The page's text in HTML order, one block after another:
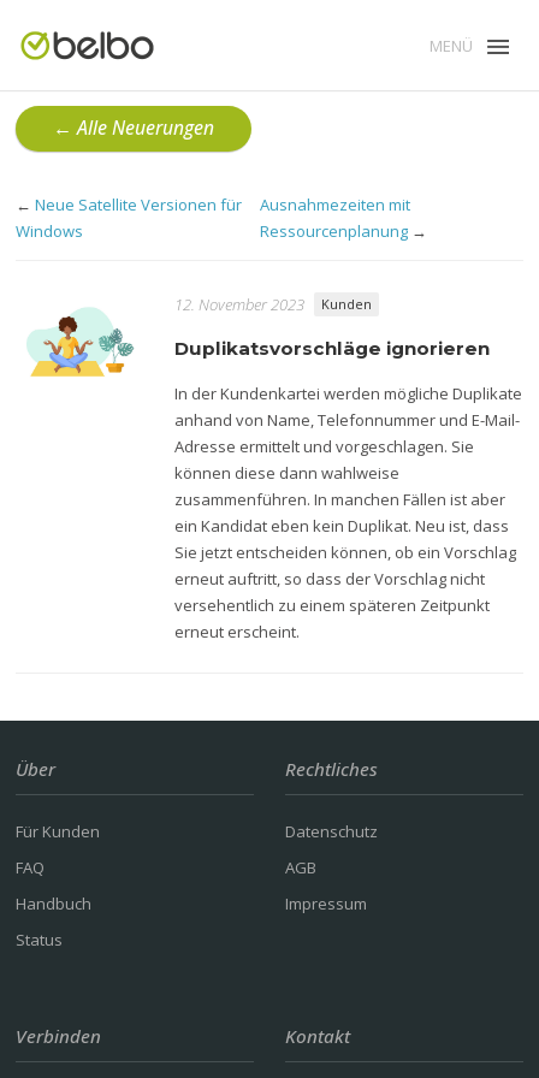
MENÜ
← Alle Neuerungen
← Neue Satellite Versionen für
Windows
Ausnahmezeiten mit
Ressourcenplanung→
12. November 2023 Kunden
Duplikatsvorschläge ignorieren
In der Kundenkartei werden mögliche Duplikate
anhand von Name, Telefonnummer und E-Mail-
Adresse ermittelt und vorgeschlagen. Sie
können diese dann wahlweise
zusammenführen. In manchen Fällen ist aber
ein Kandidat eben kein Duplikat. Neu ist, dass
Sie jetzt entscheiden können, ob ein Vorschlag
erneut auftritt, so dass der Vorschlag nicht
versehentlich zu einem späteren Zeitpunkt
erneut erscheint.
Über
Für Kunden
FAQ
Handbuch
Status
Rechtliches
Datenschutz
AGB
Impressum
Verbinden Kontakt